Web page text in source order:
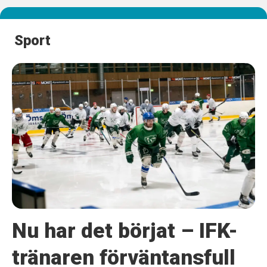
Sport
Nu har det börjat – IFK-
tränaren förväntansfull